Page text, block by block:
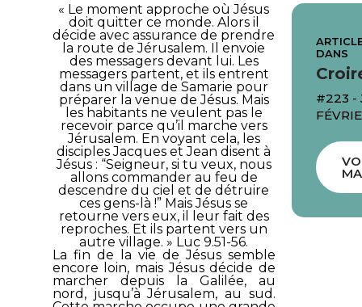
« Le moment approche où Jésus
doit quitter ce monde. Alors il
décide avec assurance de prendre
la route de Jérusalem. Il envoie
des messagers devant lui. Les
messagers partent, et ils entrent
dans un village de Samarie pour
préparer la venue de Jésus. Mais
les habitants ne veulent pas le
recevoir parce qu’il marche vers
Jérusalem. En voyant cela, les
disciples Jacques et Jean disent à
Jésus : “Seigneur, si tu veux, nous
allons commander au feu de
descendre du ciel et de détruire
ces gens-là !” Mais Jésus se
retourne vers eux, il leur fait des
reproches. Et ils partent vers un
autre village. » Luc 9.51-56.
La fin de la vie de Jésus semble
encore loin, mais Jésus décide de
marcher depuis la Galilée, au
nord, jusqu’à Jérusalem, au sud.
DANS
#223 -